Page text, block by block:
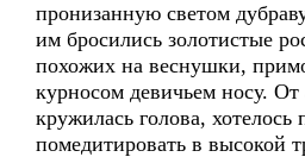
пронизанную светом
им бросились золотистые
похожих на веснушки,
курносом девичьем носу. От
кружилась голова, хотелось
помедитировать в высокой